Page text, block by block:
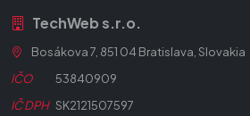
TechWeb s.r.o.
Bosákova 7, 851 04 Bratislava, Slovakia
IČO
53840909
IČ DPH SK2121507597